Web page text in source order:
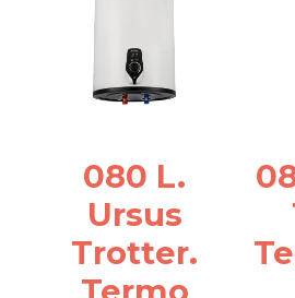
080 L.
Ursus
Trotter.